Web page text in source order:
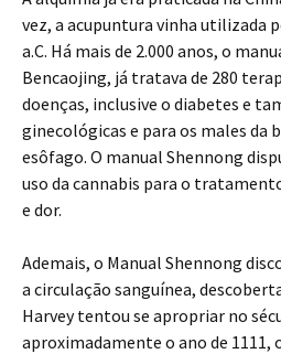
vez, a acupuntura vinha utilizada
a.C. Há mais de 2.000 anos, o
Bencaojing, já tratava de 280
doenças, inclusive o diabetes e
ginecológicas e para os males da
esôfago. O manual Shennong
uso da cannabis para o
e dor.
Ademais, o Manual Shennong
a circulação sanguínea,
Harvey tentou se apropriar no
aproximadamente o ano de 1111,